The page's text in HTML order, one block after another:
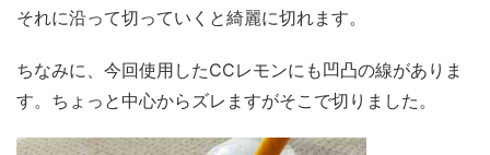
それに沿って切っていくと綺麗に切れます。
ちなみに、今回使用したCCレモンにも凹凸の線がありま
す。ちょっと中心からズレますがそこで切りました。